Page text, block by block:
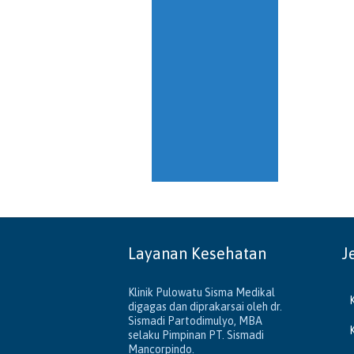
Layanan Kesehatan
Klinik Pulowatu Sisma Medikal
digagas dan diprakarsai oleh dr.
Sismadi Partodimulyo, MBA
selaku Pimpinan PT. Sismadi
Mancorpindo.